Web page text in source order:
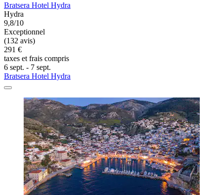
Bratsera Hotel Hydra
Hydra
9,8/10
Exceptionnel
(132 avis)
291 €
taxes et frais compris
6 sept. - 7 sept.
Bratsera Hotel Hydra